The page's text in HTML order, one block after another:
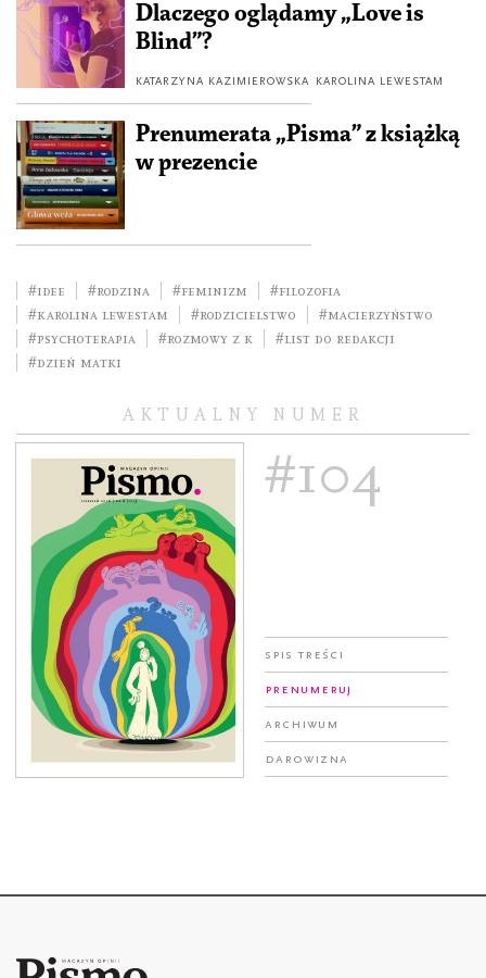
Dlaczego oglądamy „Love is
Blind”?
KATARZYNA KAZIMIEROWSKA KAROLINA LEWESTAM
Prenumerata „Pisma” z książką
w prezencie
#idee #rodzina #feminizm
#filozofia
#Karolina Lewestam
#rodzicielstwo
#macierzyństwo
#psychoterapia
#Rozmowy z K
#list do redakcji
#Dzień Matki
AKTUALNY NUMER
#104
Spis treści
Prenumeruj
Archiwum
Darowizna